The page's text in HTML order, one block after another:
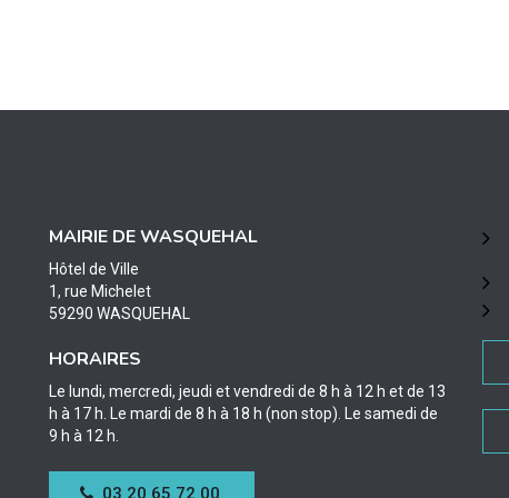
MAIRIE DE WASQUEHAL
Hôtel de Ville
1, rue Michelet
59290 WASQUEHAL
HORAIRES
Le lundi, mercredi, jeudi et vendredi de 8 h à 12 h et de 13
h à 17 h. Le mardi de 8 h à 18 h (non stop). Le samedi de
9 h à 12 h.
03 20 65 72 00